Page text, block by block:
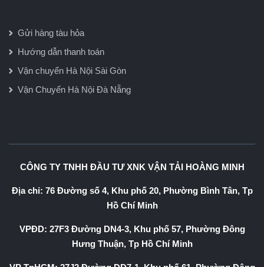
Gửi hàng tàu hỏa
Hướng dẫn thanh toán
Vận chuyển Hà Nội Sài Gòn
Vận Chuyển Hà Nội Đà Nẵng
CÔNG TY TNHH ĐẦU TƯ XNK VẬN TẢI HOÀNG MINH
Địa chỉ: 76 Đường số 4, Khu phố 20, Phường Bình Tân, Tp
Hồ Chí Minh
VPĐD: 27F3 Đường DN4-3, Khu phố 57, Phường Đông
Hưng Thuận, Tp Hồ Chí Minh